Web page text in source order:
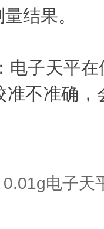
结果。
电子天平在
准不准确